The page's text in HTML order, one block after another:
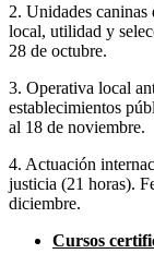
2. Unidades caninas
local, utilidad y
28 de octubre.
3. Operativa local
establecimientos
al 18 de noviembre.
4. Actuación
justicia (21 horas).
diciembre.
Cursos